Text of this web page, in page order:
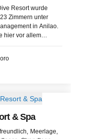
Resort wurde
Zimmern unter
in Anilao.
hier vor allem
Tauchplätze, die
& Spa
Meerlage